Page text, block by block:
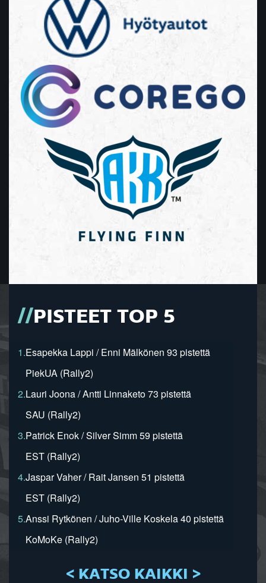
PISTEET TOP 5
1.Esapekka Lappi / Enni Mälkönen 93 pistettä
PiekUA (Rally2)
2.Lauri Joona / Antti Linnaketo 73 pistettä
SAU (Rally2)
3.Patrick Enok / Silver Simm 59 pistettä
EST (Rally2)
4.Jaspar Vaher / Rait Jansen 51 pistettä
EST (Rally2)
5.Anssi Rytkönen / Juho-Ville Koskela 40 pistettä
KoMoKe (Rally2)
< KATSO KAIKKI >